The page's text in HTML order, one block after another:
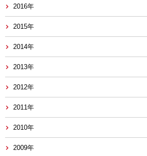
2016年
2015年
2014年
2013年
2012年
2011年
2010年
2009年